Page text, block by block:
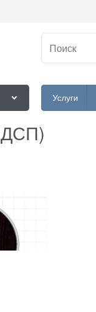
Услуги